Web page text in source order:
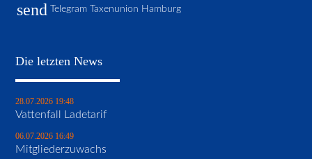
send Telegram Taxenunion Hamburg
Die letzten News
28.07.2026 19:48
Vattenfall Ladetarif
06.07.2026 16:49
Mitgliederzuwachs